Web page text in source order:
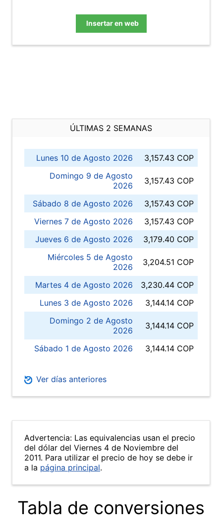
Insertar en web
ÚLTIMAS 2 SEMANAS
Lunes 10 de Agosto 2026
3,157.43 COP
Domingo 9 de Agosto
2026
3,157.43 COP
Sábado 8 de Agosto 2026
3,157.43 COP
Viernes 7 de Agosto 2026
3,157.43 COP
Jueves 6 de Agosto 2026
3,179.40 COP
Miércoles 5 de Agosto
2026
3,204.51 COP
Martes 4 de Agosto 2026
3,230.44 COP
Lunes 3 de Agosto 2026
3,144.14 COP
Domingo 2 de Agosto
2026
3,144.14 COP
Sábado 1 de Agosto 2026 3,144.14 COP
Ver días anteriores
Advertencia: Las equivalencias usan el precio
del dólar del Viernes 4 de Noviembre del
2011. Para utilizar el precio de hoy se debe ir
a la página principal.
Tabla de conversiones